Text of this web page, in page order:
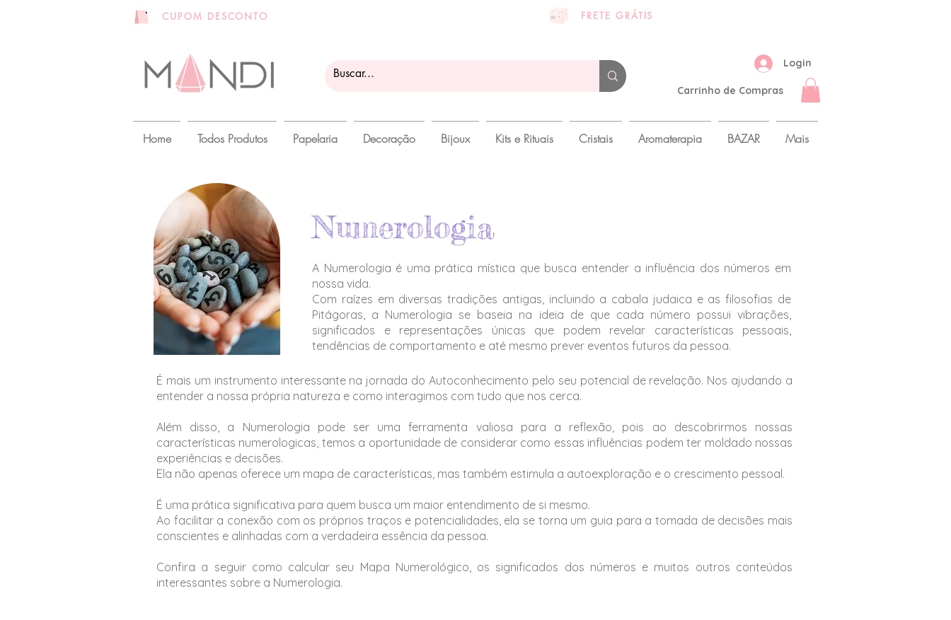
CUPOM DESCONTO FRETE GRÁTIS
Login
Carrinho de Compras
Home Todos Produtos Papelaria Decoração Bijoux Kits e Rituais Cristais Aromaterapia BAZAR Mais
Numerologia
A Numerologia é uma prática mística que busca entender a influência dos números em
nossa vida.
Com raízes em diversas tradições antigas, incluindo a cabala judaica e as filosofias de
Pitágoras, a Numerologia se baseia na ideia de que cada número possui vibrações,
significados e representações únicas que podem revelar características pessoais,
tendências de comportamento e até mesmo prever eventos futuros da pessoa.
É mais um instrumento interessante na jornada do Autoconhecimento pelo seu potencial de revelação. Nos ajudando a
entender a nossa própria natureza e como interagimos com tudo que nos cerca.
Além disso, a Numerologia pode ser uma ferramenta valiosa para a reflexão, pois ao descobrirmos nossas
características numerologicas, temos a oportunidade de considerar como essas influências podem ter moldado nossas
experiências e decisões.
Ela não apenas oferece um mapa de características, mas também estimula a autoexploração e o crescimento pessoal.
É uma prática significativa para quem busca um maior entendimento de si mesmo.
Ao facilitar a conexão com os próprios traços e potencialidades, ela se torna um guia para a tomada de decisões mais
conscientes e alinhadas com a verdadeira essência da pessoa.
Confira a seguir como calcular seu Mapa Numerológico, os significados dos números e muitos outros conteúdos
interessantes sobre a Numerologia.